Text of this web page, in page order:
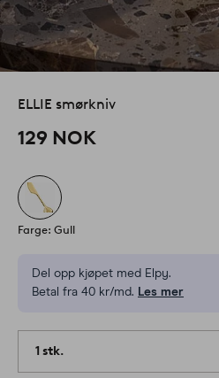
ELLIE smørkniv
129 NOK
Farge: Gull
Del opp kjøpet med Elpy.
Betal fra 40 kr/md. Les mer
1 stk.